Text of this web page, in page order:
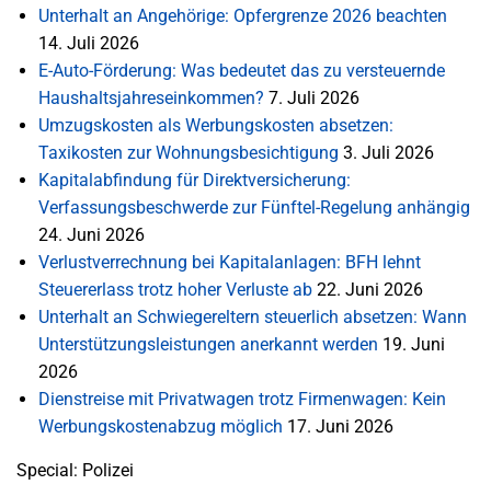
Unterhalt an Angehörige: Opfergrenze 2026 beachten
14. Juli 2026
E-Auto-Förderung: Was bedeutet das zu versteuernde
Haushaltsjahreseinkommen? 7. Juli 2026
Umzugskosten als Werbungskosten absetzen:
Taxikosten zur Wohnungsbesichtigung 3. Juli 2026
Kapitalabfindung für Direktversicherung:
Verfassungsbeschwerde zur Fünftel-Regelung anhängig
24. Juni 2026
Verlustverrechnung bei Kapitalanlagen: BFH lehnt
Steuererlass trotz hoher Verluste ab 22. Juni 2026
Unterhalt an Schwiegereltern steuerlich absetzen: Wann
Unterstützungsleistungen anerkannt werden 19. Juni
2026
Dienstreise mit Privatwagen trotz Firmenwagen: Kein
Werbungskostenabzug möglich 17. Juni 2026
Special: Polizei